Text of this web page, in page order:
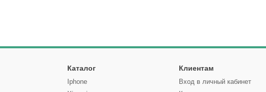
Каталог
Iphone
Клиентам
Вход в личный кабинет